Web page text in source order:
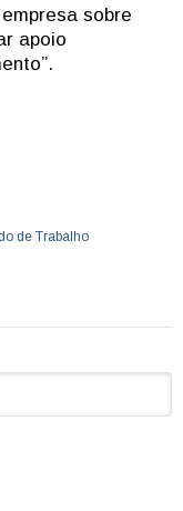
sobre
apoio
de Trabalho